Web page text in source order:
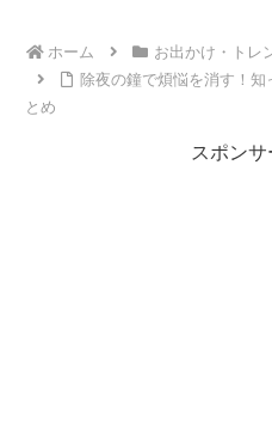
ホーム お出かけ・トレ
除夜の鐘で煩悩を消す！知
とめ
スポンサ